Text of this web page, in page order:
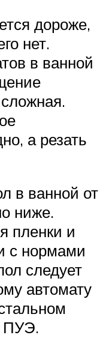
дороже,
нет.
в ванной
а резать
в ванной от
ниже.
пленки и
с нормами
следует
автомату
ПУЭ.